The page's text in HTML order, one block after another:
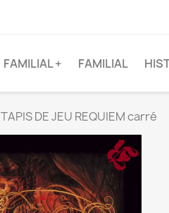
FAMILIAL + FAMILIAL
TAPIS DE JEU REQUIEM carré